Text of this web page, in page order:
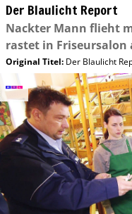
Der Blaulicht Report
Nackter Mann flieht
rastet in Friseursalon
Original Titel: Der Blaulicht